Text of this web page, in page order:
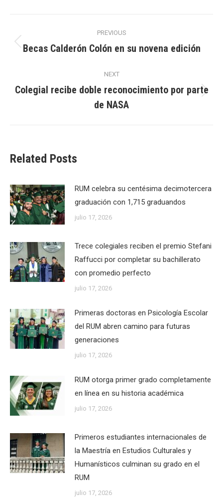
navigation
PREVIOUS
Previous
Becas Calderón Colón en su novena edición
NEXT
Next
post:
Colegial recibe doble reconocimiento por parte
de NASA
Related Posts
RUM celebra su centésima decimotercera
graduación con 1,715 graduandos
julio 17, 2026
Trece colegiales reciben el premio Stefani
Raffucci por completar su bachillerato
con promedio perfecto
julio 17, 2026
Primeras doctoras en Psicología Escolar
del RUM abren camino para futuras
generaciones
julio 17, 2026
RUM otorga primer grado completamente
en línea en su historia académica
julio 17, 2026
Primeros estudiantes internacionales de
la Maestría en Estudios Culturales y
Humanísticos culminan su grado en el
RUM
julio 17, 2026